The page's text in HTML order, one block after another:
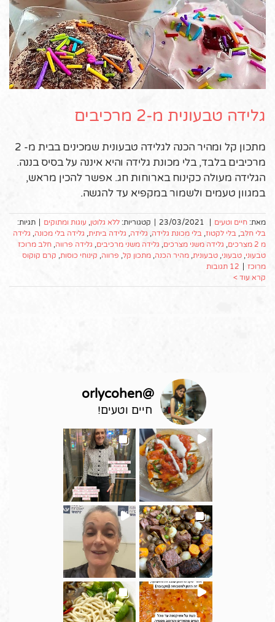
גלידה טבעונית מ-2 מרכיבים
מתכון קל ומהיר הכנה לגלידה טבעונית שמכינים בבית מ- 2
מרכיבים בלבד, בלי מכונת גלידה והיא איננה על בסיס בננה.
הגלידה מעולה כקינוח בארוחות חג. אפשר להכין מראש,
במגוון טעמים ולשמור במקפיא עד להגשה.
מאת: חיים וטעים 23/03/2021 קטגוריות: ללא גלוטן, עוגות ומתוקים
תגיות:
בלי חלב, בלי לקטוז, בלי מכונת גלידה, גלידה, גלידה ביתית, גלידה בלי מכונה, גלידה
מ 2 מצרכים
, גלידה משני מצרכים, גלידה משני מרכיבים, גלידה פרווה, חלב מרוכז
טבעוני, טבעוני, טבעונית, מהיר הכנה, מתכון קל, פרווה, קינוחי כוסות, קרם קוקוס
מרוכז
12 תגובות
קרא עוד >
@
orlycohen
חיים וטעים!